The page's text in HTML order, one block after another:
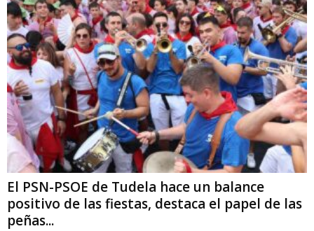
El PSN-PSOE de Tudela hace un balance
positivo de las fiestas, destaca el papel de las
peñas...